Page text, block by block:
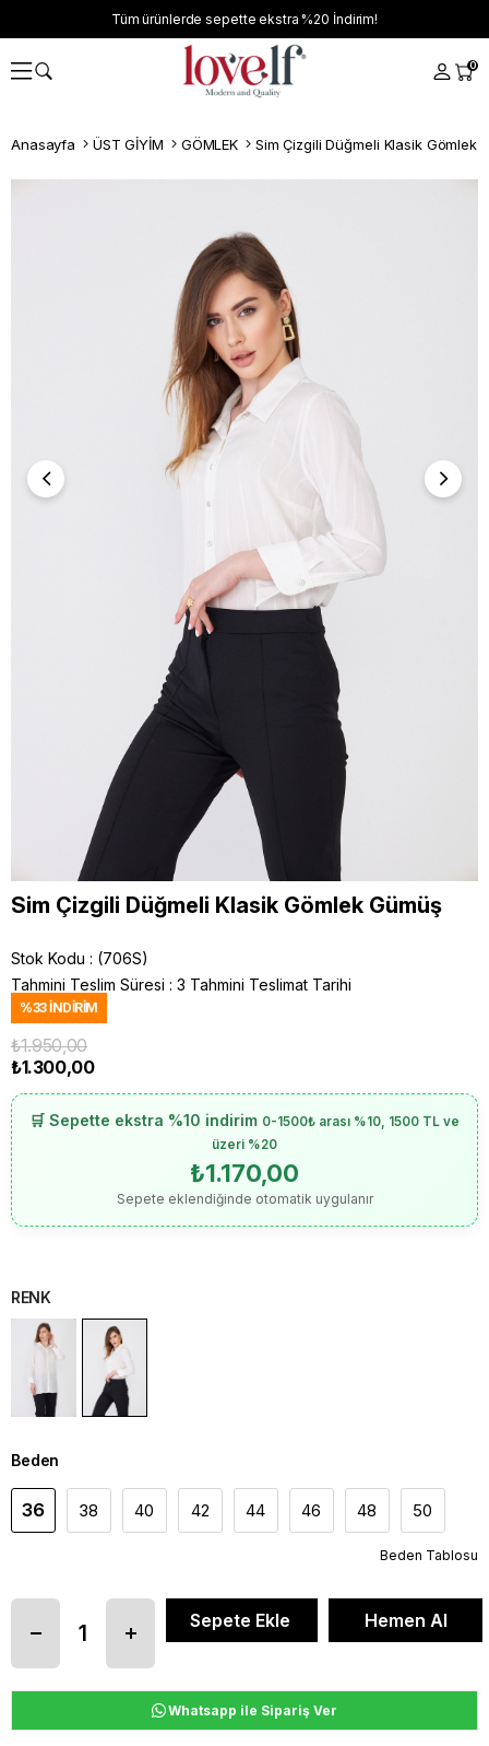
Tüm ürünlerde sepette ekstra %20 İndirim!
0
Anasayfa ÜST GİYİM GÖMLEK Sim Çizgili Düğmeli Klasik Gömlek
Sim Çizgili Düğmeli Klasik Gömlek Gümüş
Stok Kodu
(706S)
Tahmini Teslim Süresi : 3 Tahmini Teslimat Tarihi
%33İNDIRIM
₺1.950,00
₺1.300,00
🛒 Sepette ekstra %10 indirim 0-1500₺ arası %10, 1500 TL ve
üzeri %20
₺1.170,00
Sepete eklendiğinde otomatik uygulanır
RENK
Beden
36 38 40 42 44 46 48 50
Beden Tablosu
Whatsapp ile Sipariş Ver